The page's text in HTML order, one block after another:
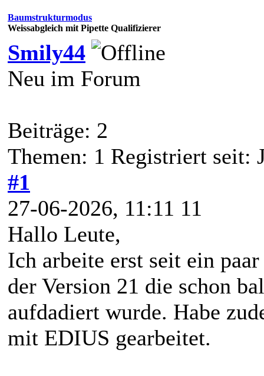
Baumstrukturmodus
Weissabgleich mit Pipette Qualifizierer
Smily44
Neu im Forum
Beiträge: 2
Themen: 1 Registriert seit:
#1
27-06-2026, 11:11 11
Hallo Leute,
Ich arbeite erst seit ein
der Version 21 die schon
aufdadiert wurde. Habe
mit EDIUS gearbeitet.